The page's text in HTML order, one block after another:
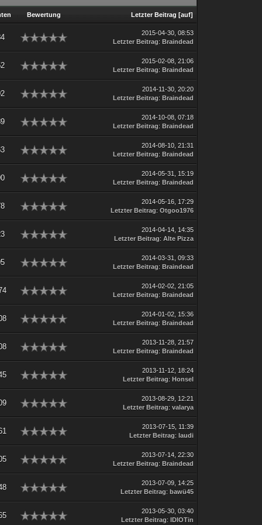
Bewertung Letzter Beitrag [auf]
2015-04-30, 08:53
Letzter Beitrag:Braindead
2015-02-08, 21:06
Letzter Beitrag:Braindead
2014-11-30, 20:20
Letzter Beitrag:Braindead
2014-10-08, 07:18
Letzter Beitrag:Braindead
2014-08-10, 21:31
Letzter Beitrag:Braindead
2014-05-31, 15:19
Letzter Beitrag:Braindead
2014-05-16, 17:29
Letzter Beitrag:Otgoo1976
2014-04-14, 14:35
Letzter Beitrag:Alte Pizza
2014-03-31, 09:33
Letzter Beitrag:Braindead
2014-02-02, 21:05
Letzter Beitrag:Braindead
2014-01-02, 15:36
Letzter Beitrag:Braindead
2013-11-28, 21:57
Letzter Beitrag:Braindead
2013-11-12, 18:24
Letzter Beitrag:Honsel
2013-08-29, 12:21
Letzter Beitrag:valarya
2013-07-15, 11:39
Letzter Beitrag:laudi
2013-07-14, 22:30
Letzter Beitrag:Braindead
2013-07-09, 14:25
Letzter Beitrag:bawü45
2013-05-30, 03:40
Letzter Beitrag:IDIOTin